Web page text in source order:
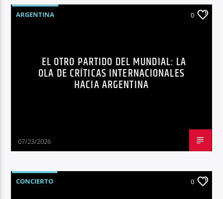
ARGENTINA 0
EL OTRO PARTIDO DEL MUNDIAL: LA
OLA DE CRÍTICAS INTERNACIONALES
HACIA ARGENTINA
07/23/2026
CONCIERTO 0